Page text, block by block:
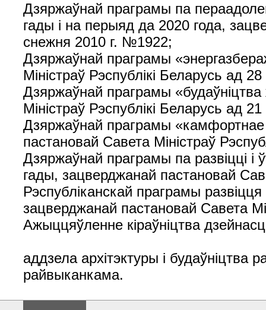
Дзяржаўнай праграмы па
гады і на перыяд да 2020 года,
снежня 2010 г. №1922;
Дзяржаўнай праграмы
Міністраў Рэспублікі Беларусь ад
Дзяржаўнай праграмы
Міністраў Рэспублікі Беларусь ад
Дзяржаўнай праграмы
пастановай Савета Міністраў
Дзяржаўнай праграмы па развіцці
гады, зацверджанай пастановай
Рэспубліканскай праграмы
зацверджанай пастановай Савета
Ажыццяўленне кіраўніцтва
аддзела архітэктуры і
райвыканкама.